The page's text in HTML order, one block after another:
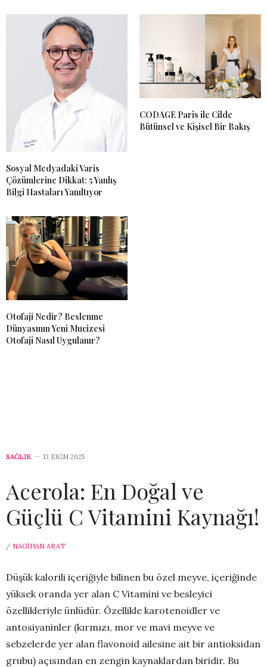
Sosyal Medyadaki Varis
Çözümlerine Dikkat: 5 Yanlış
Bilgi Hastaları Yanıltıyor
CODAGE Paris ile Cilde
Bütünsel ve Kişisel Bir Bakış
Otofaji Nedir? Beslenme
Dünyasının Yeni Mucizesi
Otofaji Nasıl Uygulanır?
SAĞLIK 13 EKIM 2025
Acerola: En Doğal ve
Güçlü C Vitamini Kaynağı!
/ NAGIHAN ARAT
Düşük kalorili içeriğiyle bilinen bu özel meyve, içeriğinde
yüksek oranda yer alan C Vitamini ve besleyici
özellikleriyle ünlüdür. Özellikle karotenoidler ve
antosiyaninler (kırmızı, mor ve mavi meyve ve
sebzelerde yer alan flavonoid ailesine ait bir antioksidan
grubu) açısından en zengin kaynaklardan biridir. Bu